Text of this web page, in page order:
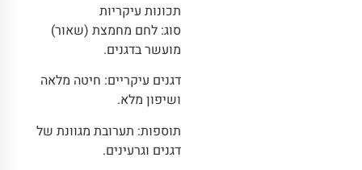
תכונות עיקריות
סוג: לחם מחמצת (שאור)
מועשר בדגנים.
דגנים עיקריים: חיטה מלאה
ושיפון מלא.
תוספות: תערובת מגוונת של
דגנים וגרעינים.